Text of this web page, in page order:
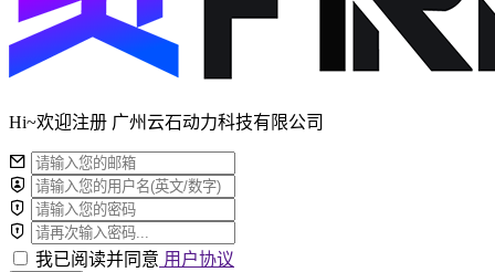
Hi~欢迎注册 广州云石动力科技有限公司
我已阅读并同意 用户协议